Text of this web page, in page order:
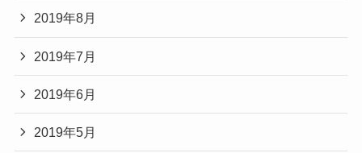
2019年8月
2019年7月
2019年6月
2019年5月